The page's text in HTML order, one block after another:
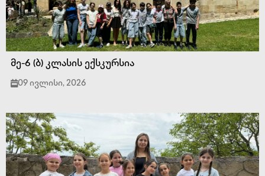
მე-6 (ბ) კლასის ექსკურსია
09 ივლისი, 2026